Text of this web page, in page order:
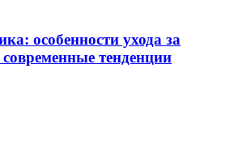
особенности ухода за
тенденции